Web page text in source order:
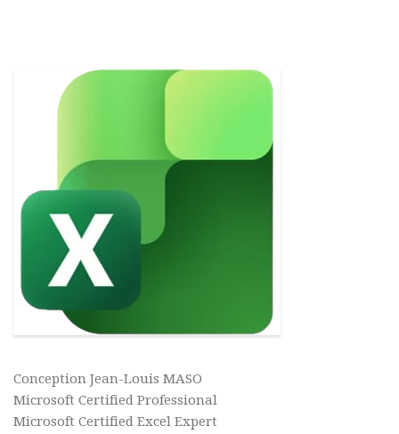
Conception Jean-Louis MASO
Microsoft Certified Professional
Microsoft Certified Excel Expert